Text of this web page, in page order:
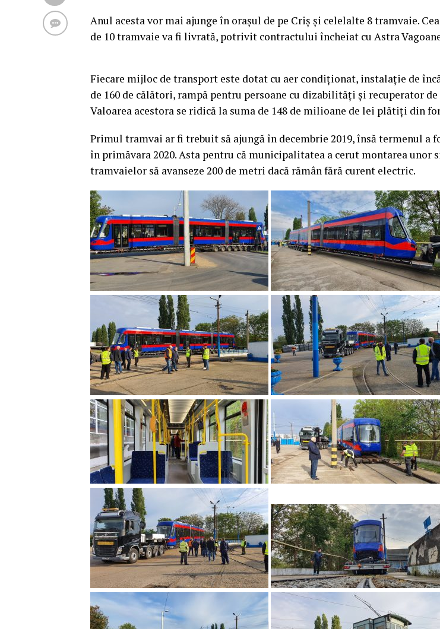
Anul acesta vor mai ajunge în orașul de pe Criș și celelalte 8 tramvaie.
de 10 tramvaie va fi livrată, potrivit contractului încheiat cu Astra
Fiecare mijloc de transport este dotat cu aer condiționat, instalație de
de 160 de călători, rampă pentru persoane cu dizabilități și recuperator
Valoarea acestora se ridică la suma de 148 de milioane de lei plătiți din
Primul tramvai ar fi trebuit să ajungă în decembrie 2019, însă termenul a
în primăvara 2020. Asta pentru că municipalitatea a cerut montarea unor
tramvaielor să avanseze 200 de metri dacă rămân fără curent electric.